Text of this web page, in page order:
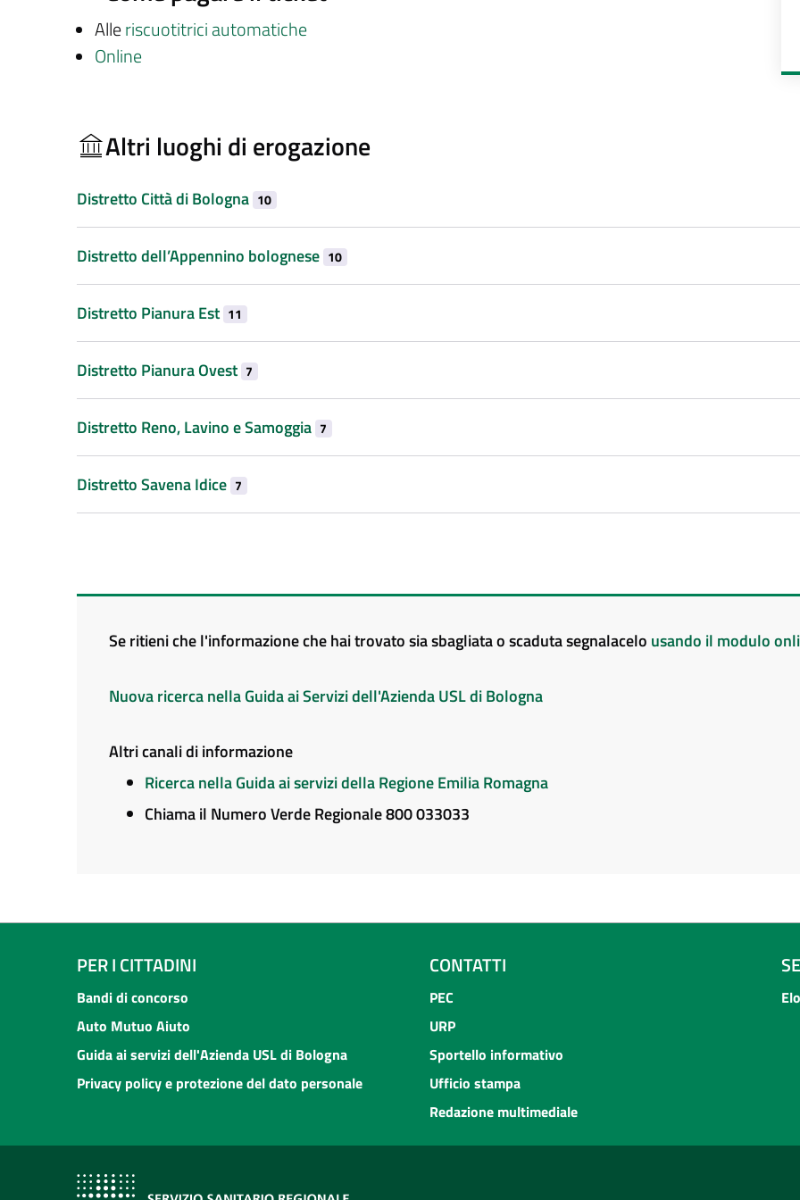
Alleriscuotitrici automatiche
Online
Altri luoghi di erogazione
Distretto Città di Bologna 10
Distretto dell’Appennino bolognese 10
Distretto Pianura Est 11
Distretto Pianura Ovest 7
Distretto Reno, Lavino e Samoggia 7
Distretto Savena Idice 7
Se ritieni che l'informazione che hai trovato sia sbagliata o scaduta segnalacelo usando il modulo
Nuova ricerca nella Guida ai Servizi dell'Azienda USL di Bologna
Altri canali di informazione
Ricerca nella Guida ai servizi della Regione Emilia Romagna
Chiama il Numero Verde Regionale 800 033033
PER I CITTADINI
Bandi di concorso
Auto Mutuo Aiuto
Guida ai servizi dell'Azienda USL di Bologna
Privacy policy e protezione del dato personale
CONTATTI
PEC
URP
Sportello informativo
Ufficio stampa
Redazione multimediale